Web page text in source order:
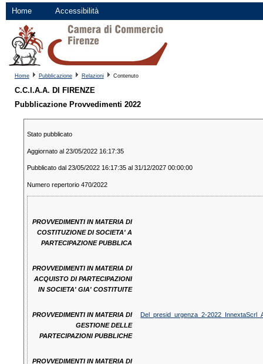
Home Accessibilità
Home Pubblicazione Relazioni Contenuto
C.C.I.A.A. DI FIRENZE
Pubblicazione Provvedimenti 2022
Stato pubblicato
Aggiornato al 23/05/2022 16:17:35
Pubblicato dal 23/05/2022 16:17:35 al 31/12/2027 00:00:00
Numero repertorio 470/2022
PROVVEDIMENTI IN MATERIA DI
COSTITUZIONE DI SOCIETA' A
PARTECIPAZIONE PUBBLICA
PROVVEDIMENTI IN MATERIA DI
ACQUISTO DI PARTECIPAZIONI
IN SOCIETA' GIA' COSTITUITE
PROVVEDIMENTI IN MATERIA DI
GESTIONE DELLE
PARTECIPAZIONI PUBBLICHE
Del_presid_urgenza_2-
PROVVEDIMENTI IN MATERIA DI